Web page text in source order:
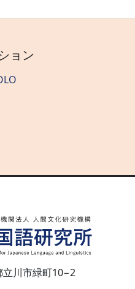
ョン
立川市緑町10−2